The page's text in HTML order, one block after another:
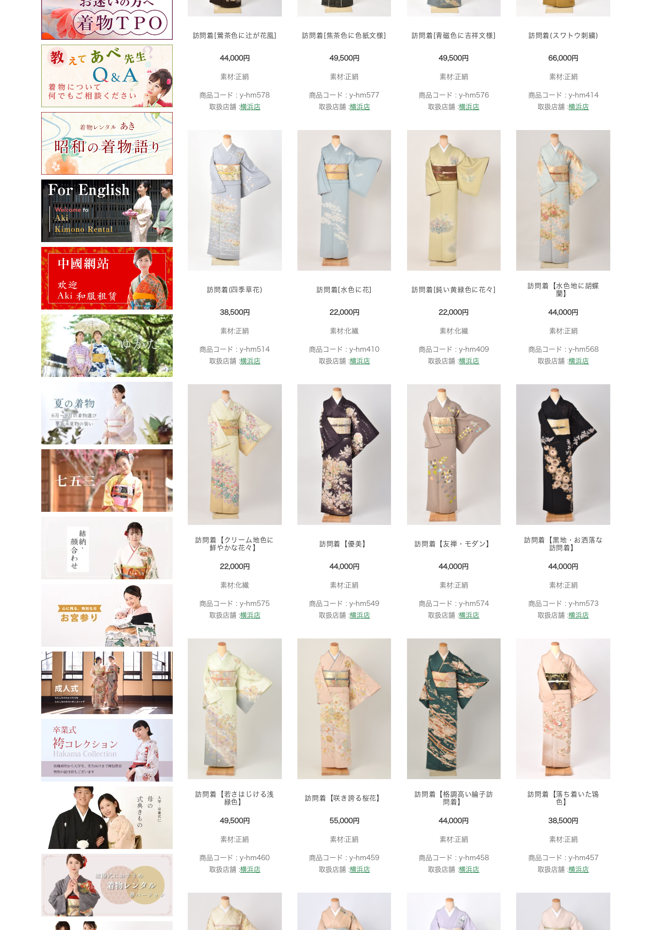
訪問着[鶯茶色に辻が花風]
44,000円
素材:正絹
商品コード :y-hm578
取扱店舗 :横浜店
訪問着[焦茶色に色紙文様]
49,500円
素材:正絹
商品コード :y-hm577
取扱店舗 :横浜店
訪問着[青磁色に吉祥文様]
49,500円
素材:正絹
商品コード : y-hm576
取扱店舗 :横浜店
訪問着(スワトウ刺繍)
66,000円
素材:正絹
商品コード : y-hm414
取扱店舗 :横浜店
訪問着(四季草花)
38,500円
素材:正絹
商品コード :y-hm514
取扱店舗 :横浜店
訪問着[水色に花]
22,000円
素材:化繊
商品コード :y-hm410
取扱店舗 :横浜店
訪問着[鈍い黄緑色に花々]
22,000円
素材:化繊
商品コード : y-hm409
取扱店舗 :横浜店
訪問着【水色地に胡蝶
蘭】
44,000円
素材:正絹
商品コード : y-hm568
取扱店舗 :横浜店
訪問着【クリーム地色に
鮮やかな花々】
22,000円
素材:化繊
商品コード :y-hm575
取扱店舗 :横浜店
訪問着【優美】
44,000円
素材:正絹
商品コード :y-hm549
取扱店舗 :横浜店
訪問着【友禅・モダン】
44,000円
素材:正絹
商品コード : y-hm574
取扱店舗 :横浜店
訪問着【黒地・お洒落な
訪問着】
44,000円
素材:正絹
商品コード : y-hm573
取扱店舗 :横浜店
訪問着【若さはじける浅
緑色】
49,500円
素材:正絹
商品コード :y-hm460
取扱店舗 :横浜店
訪問着【咲き誇る桜花】
55,000円
素材:正絹
商品コード :y-hm459
取扱店舗 :横浜店
訪問着【格調高い綸子訪
問着】
44,000円
素材:正絹
商品コード : y-hm458
取扱店舗 :横浜店
訪問着【落ち着いた鴇
色】
38,500円
素材:正絹
商品コード : y-hm457
取扱店舗 :横浜店